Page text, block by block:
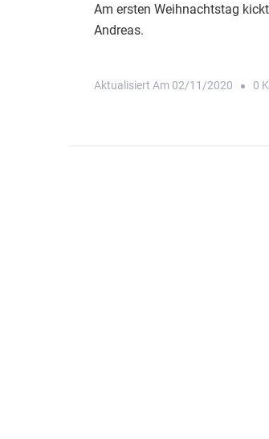
Am ersten Weihnachtstag
Andreas.
Aktualisiert Am 02/11/2020 0